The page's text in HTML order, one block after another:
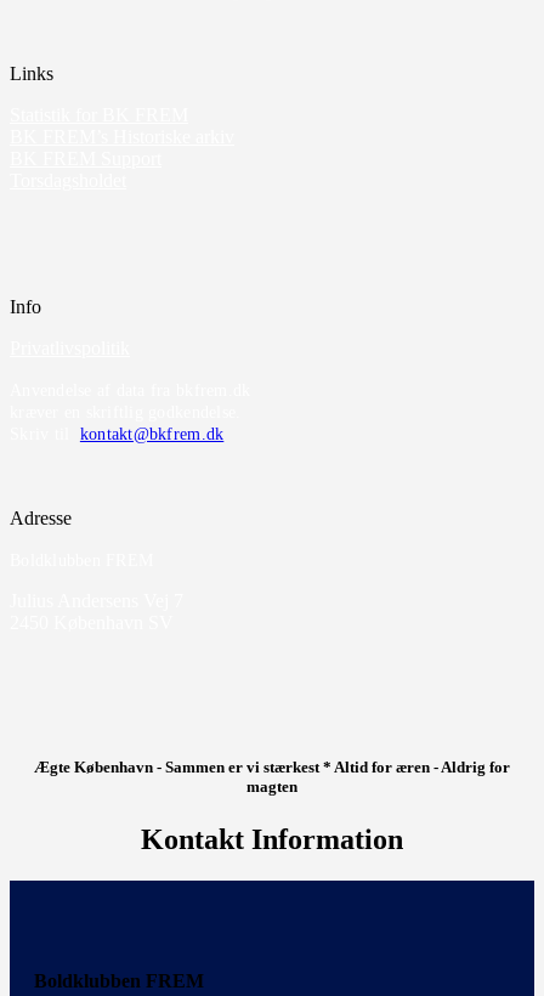
Links
Info
kontakt@bkfrem.dk
Adresse
Ægte København - Sammen er vi stærkest * Altid for æren - Aldrig for
magten
Kontakt Information
Boldklubben FREM